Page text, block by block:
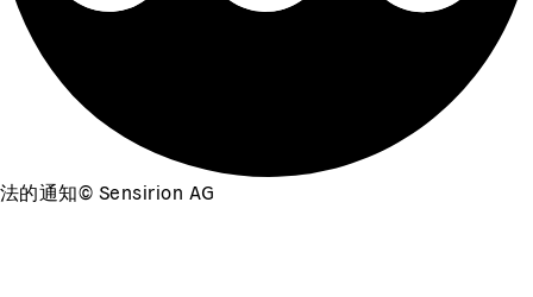
法的通知© Sensirion AG